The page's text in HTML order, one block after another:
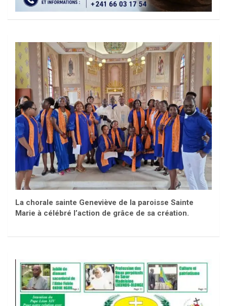
La chorale sainte Geneviève de la paroisse Sainte
Marie à célébré l’action de grâce de sa création.